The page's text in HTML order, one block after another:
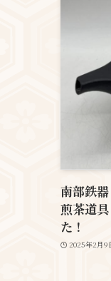
南部鉄
煎茶道
た！
2025年2月9